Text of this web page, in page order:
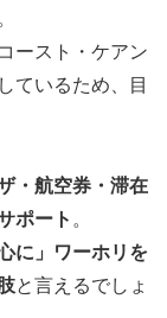
ースト・ケアン
ているため、目
・航空券・滞在
ポート 。
に」ワーホリを
と言えるでしょ